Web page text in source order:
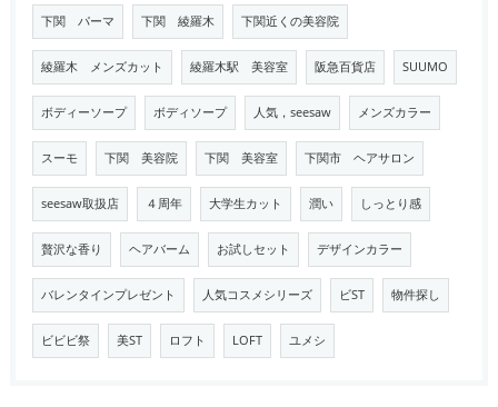
下関 パーマ 下関 綾羅木 下関近くの美容院
綾羅木 メンズカット 綾羅木駅 美容室 阪急百貨店 SUUMO
ボディーソープ ボディソープ 人気，seesaw メンズカラー
スーモ 下関 美容院 下関 美容室 下関市 ヘアサロン
seesaw取扱店 ４周年 大学生カット 潤い しっとり感
贅沢な香り ヘアバーム お試しセット デザインカラー
バレンタインプレゼント 人気コスメシリーズ ビST 物件探し
ビビビ祭 美ST ロフト LOFT ユメシ